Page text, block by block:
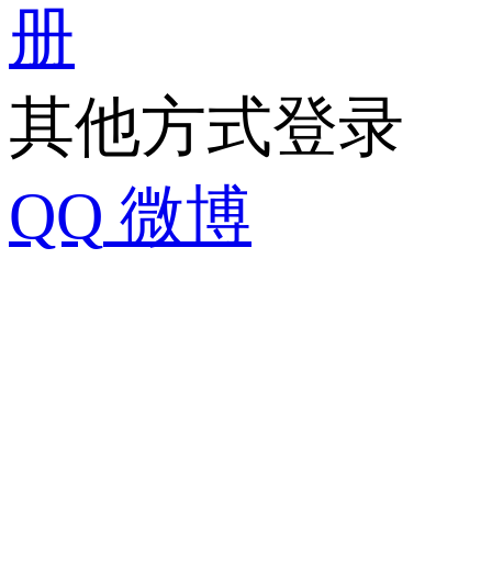
册
其他方式登录
QQ 微博